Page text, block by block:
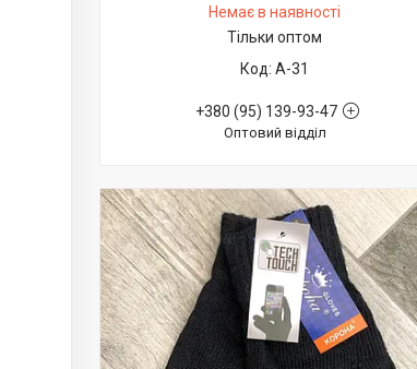
Немає в наявності
Тільки оптом
А-31
+380 (95) 139-93-47
Оптовий відділ